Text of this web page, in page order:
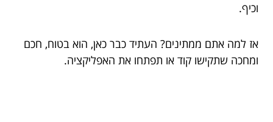
וכיף.
אז למה אתם ממתינים? העתיד כבר כאן, הוא בטוח, חכם
ומחכה שתקישו קוד או תפתחו את האפליקציה.